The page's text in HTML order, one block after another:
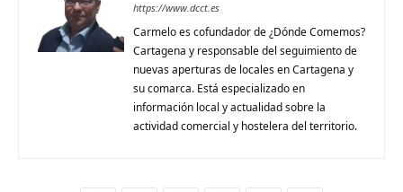
https://www.dcct.es
Carmelo es cofundador de ¿Dónde Comemos?
Cartagena y responsable del seguimiento de
nuevas aperturas de locales en Cartagena y
su comarca. Está especializado en
información local y actualidad sobre la
actividad comercial y hostelera del territorio.